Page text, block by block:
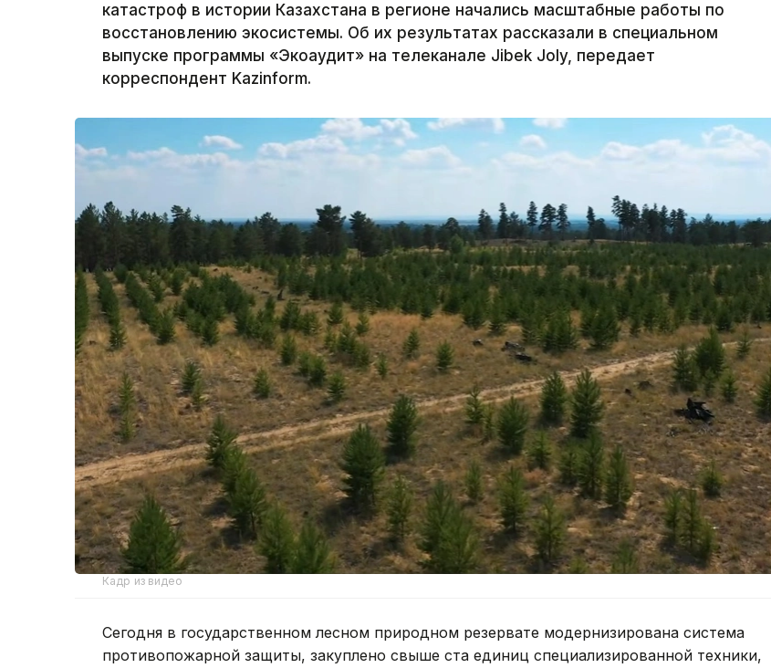
катастроф в истории Казахстана в регионе начались масштабные работы по
восстановлению экосистемы. Об их результатах рассказали в специальном
выпуске программы «Экоаудит» на телеканале Jibek Joly, передает
корреспондент Kazinform.
Кадр из видео
Сегодня в государственном лесном природном резервате модернизирована система
противопожарной защиты, закуплено свыше ста единиц специализированной техники,